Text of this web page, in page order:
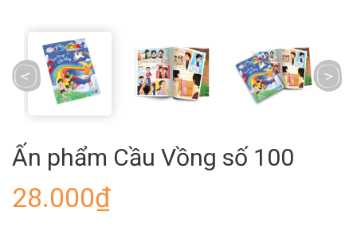
prev next
Ấn phẩm Cầu Vồng số 100
28.000₫